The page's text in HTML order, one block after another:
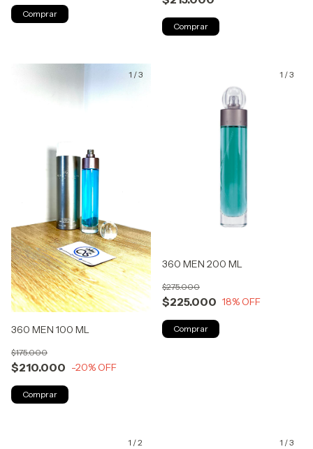
1 /3
360 MEN 100 ML
$210.000
$175.000
-20% OFF
1 /3
360 MEN 200 ML
$225.000
$275.000
18% OFF
1 /2 1 /3